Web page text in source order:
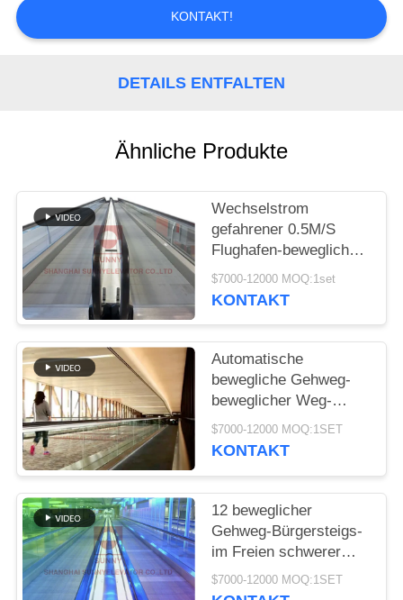
PRIVACY
POLICY
KONTAKT!
DETAILS ENTFALTEN
Ähnliche Produkte
Wechselstrom
gefahrener 0.5M/S
Flughafen-beweglicher
Gehweg-Förderer-
Mechanismus der
$7000-12000 MOQ:1set
KONTAKT
Automatische
bewegliche Gehweg-
beweglicher Weg-
Rolltreppe für großen
Passagierfluss
$7000-12000 MOQ:1SET
KONTAKT
12 beweglicher
Gehweg-Bürgersteigs-
im Freien schwerer
Passagierfluss des
Grad-0.5m/S
$7000-12000 MOQ:1SET